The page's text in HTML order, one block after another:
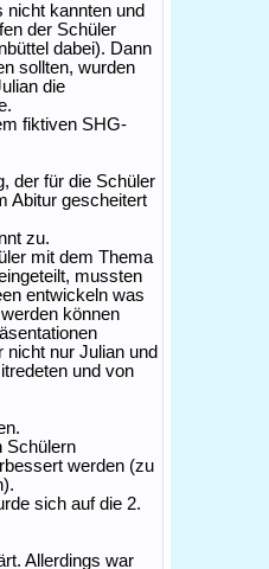
nicht kannten und
der Schüler
dabei). Dann
sollten, wurden
die
fiktiven SHG-
der für die Schüler
Abitur gescheitert
zu.
mit dem Thema
mussten
entwickeln was
können
nur Julian und
und von
Schülern
werden (zu
sich auf die 2.
Allerdings war